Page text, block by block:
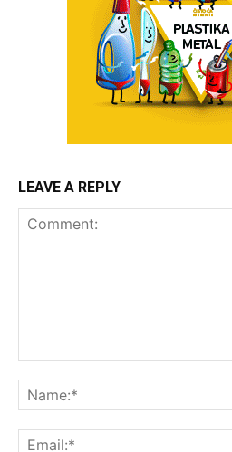
LEAVE A REPLY